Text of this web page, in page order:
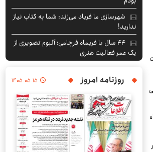
شهرسازی ما فریاد می‌زند: شما به کتاب نیاز
ندارید!
۴۴ سال با فریماه فرجامی؛ آلبوم تصویری از
یک عمر فعالیت هنری
روزنامه امروز ۱۴۰۵-۰۵-۱۵